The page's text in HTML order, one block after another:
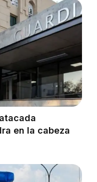
en la cabeza